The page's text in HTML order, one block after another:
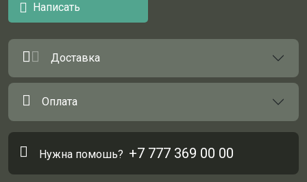
Написать
Доставка
Оплата
Нужна помошь? +7 777 369 00 00